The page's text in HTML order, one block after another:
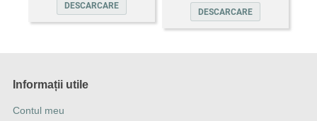
DESCARCARE
DESCARCARE
Informații utile
Contul meu